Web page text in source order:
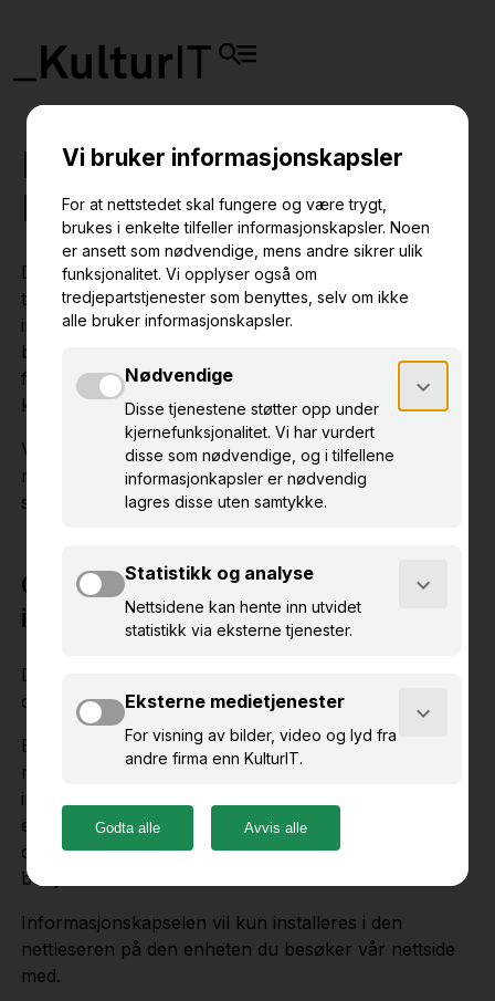
Informasjonskapsler i
DigitaltMuseum
DigitaltMuseum bruker informasjonskapsler (cookies)
til å samle informasjon anonymt. Denne
informasjonen benytter vi eksempelvis til web- og
brukerstatistikk. Informasjonen vi innhenter benyttes
for å forstå og forbedre tjenestene våre og for å
kunne tilby deg relevant innhold.
Ved å besøke og benytte deg av digitaltmuseum.no
med informasjonskapsler aktivert i din nettleser,
samtykker du til denne bruken.
Generell informasjon om
informasjonskapsler
De fleste nettsider benytter informasjonskapsler i
dag.
En informasjonskapsel er en tekstfil som legges i din
nettlesers
internminne. Du kan selv velge om du vil tillate dette
eller ikke, og du kan slette informasjonskapselen når
du vil. Du administrerer dette i den nettleseren du
benytter.
Informasjonskapselen vil kun installeres i den
nettleseren på den enheten du besøker vår nettside
med.